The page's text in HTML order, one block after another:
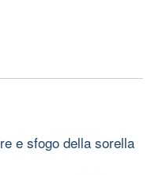
e sfogo della sorella